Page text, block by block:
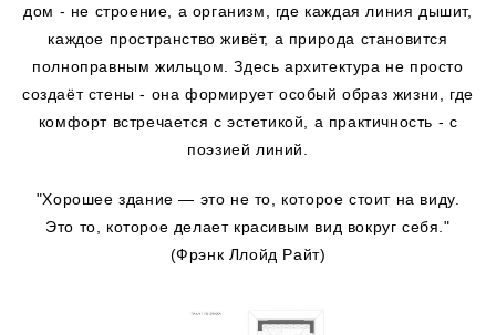
дом - не строение, а организм, где каждая линия дышит,
каждое пространство живёт, а природа становится
полноправным жильцом. Здесь архитектура не просто
создаёт стены - она формирует особый образ жизни, где
комфорт встречается с эстетикой, а практичность - с
поэзией линий.
"Хорошее здание — это не то, которое стоит на виду.
Это то, которое делает красивым вид вокруг себя."
(Фрэнк Ллойд Райт)